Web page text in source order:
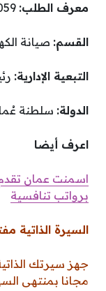
معرف الطلب:
القسم: صيانة
التبعية الإدارية:
الدولة: سلطنة
اعرف أيضا
اسمنت عمان
برواتب تنافسية
السيرة الذاتية
جهز سيرتك
مجانا بمنتهى